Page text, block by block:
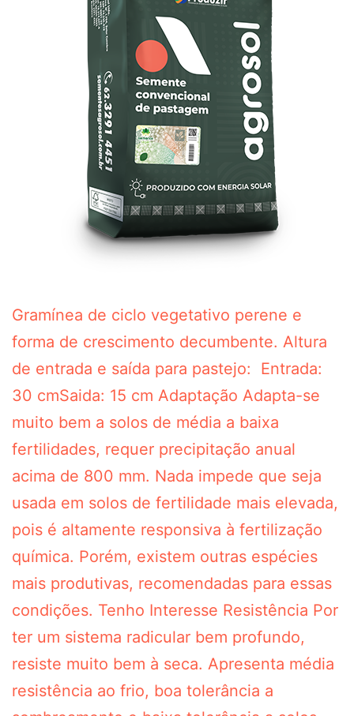
Gramínea de ciclo vegetativo perene e
forma de crescimento decumbente. Altura
de entrada e saída para pastejo: Entrada:
30 cmSaida: 15 cm Adaptação Adapta-se
muito bem a solos de média a baixa
fertilidades, requer precipitação anual
acima de 800 mm. Nada impede que seja
usada em solos de fertilidade mais elevada,
pois é altamente responsiva à fertilização
química. Porém, existem outras espécies
mais produtivas, recomendadas para essas
condições. Tenho Interesse Resistência Por
ter um sistema radicular bem profundo,
resiste muito bem à seca. Apresenta média
resistência ao frio, boa tolerância a